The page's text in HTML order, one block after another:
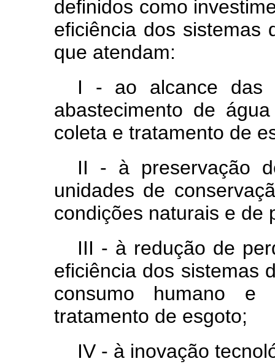
definidos como
eficiência dos sistemas
que atendam:
I - ao alcance das
abastecimento de
coleta e tratamento de
II - à preservação
unidades de
condições naturais e de
III - à redução de
eficiência dos sistemas
consumo humano
tratamento de esgoto;
IV - à inovação